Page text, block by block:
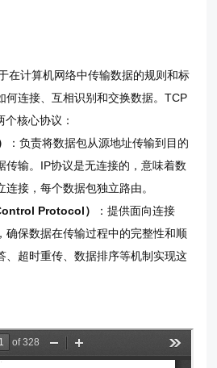
在计算机网络中传输数据的规则和标
何连接、互相识别和交换数据。TCP
核心协议：
：负责将数据包从源地址传输到目的
传输。IP协议是无连接的，意味着数
接，每个数据包独立路由。
Protocol）
：提供面向连接
确保数据在传输过程中的完整性和顺
、超时重传、数据排序等机制实现这